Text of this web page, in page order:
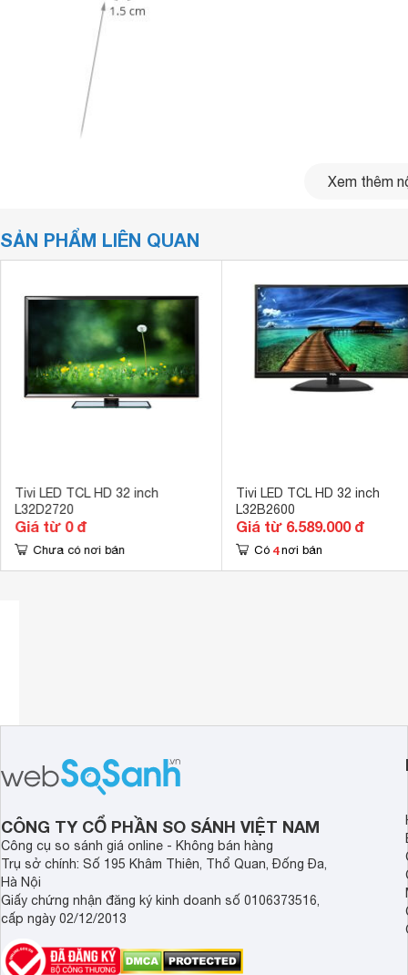
Tivi LED TCL L32B2800 – Tivi 32 inch giá hợp
đến một thiết kế khỏe khoắn, sang trọng giúp không gian
Xem thêm
SẢN PHẨM LIÊN QUAN
Tivi LED TCL HD 32 inch
L32D2720
Giá từ 0 đ
Chưa có nơi bán
Tivi LED TCL HD 32 inch
L32B2600
Giá từ 6.589.000 đ
Có 4 nơi bán
CÔNG TY CỔ PHẦN SO SÁNH VIỆT NAM
Công cụ so sánh giá online - Không bán hàng
Trụ sở chính: Số 195 Khâm Thiên, Thổ Quan, Đống Đa,
Hà Nội
Giấy chứng nhận đăng ký kinh doanh số 0106373516,
cấp ngày 02/12/2013